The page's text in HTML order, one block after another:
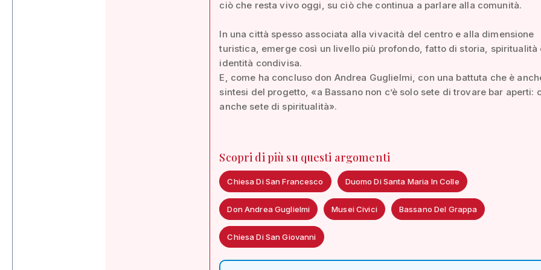
ciò che resta vivo oggi, su ciò che continua a parlare alla comunità.
In una città spesso associata alla vivacità del centro e alla dimensione
turistica, emerge così un livello più profondo, fatto di storia, spiritualità
identità condivisa.
E, come ha concluso don Andrea Guglielmi, con una battuta che è
sintesi del progetto, «a Bassano non c’è solo sete di trovare bar aperti:
anche sete di spiritualità».
Scopri di più su questi argomenti
Chiesa Di San Francesco Duomo Di Santa Maria In Colle
Don Andrea Guglielmi Musei Civici Bassano Del Grappa
Chiesa Di San Giovanni